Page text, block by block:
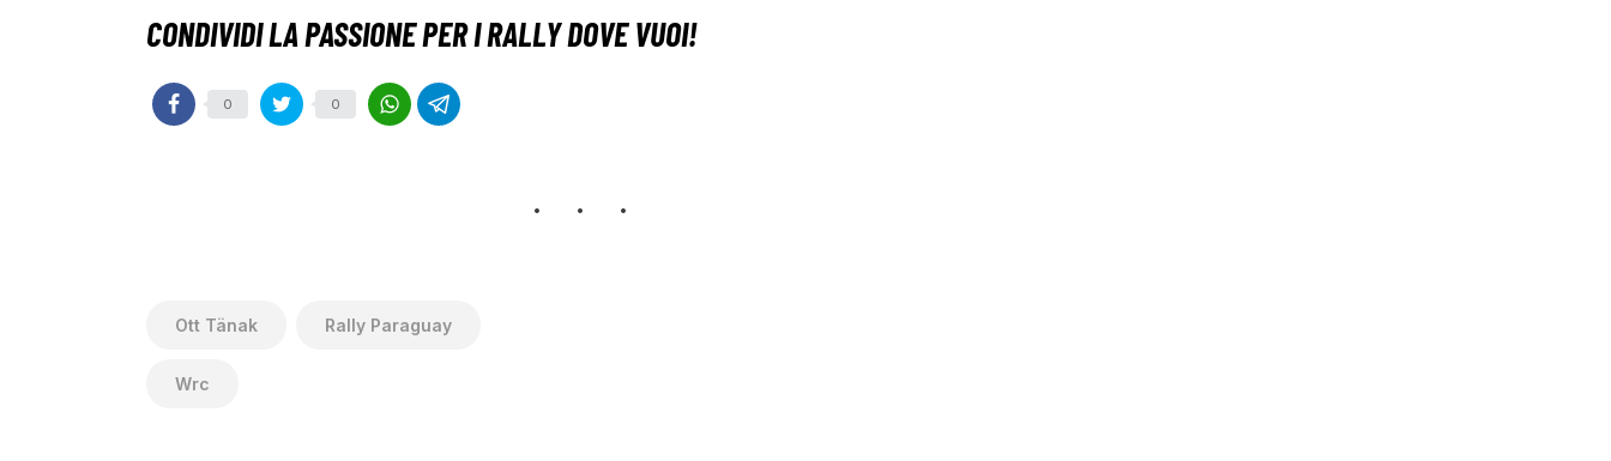
0 0
Ott Tänak Rally Paraguay
Wrc